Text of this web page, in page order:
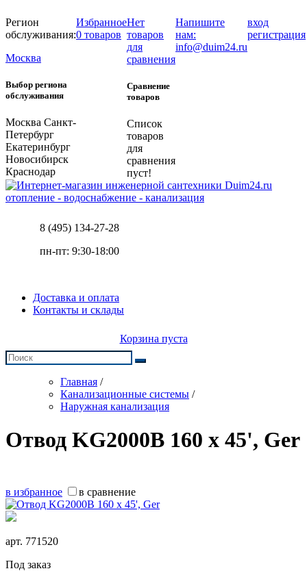
Регион
обслуживания:
Москва
Выбор региона
обслуживания
Москва Санкт-
Петербург
Екатеринбург
Новосибирск
Краснодар
Избранное
0 товаров
Нет
товаров
для
сравнения
Сравнение
товаров
Список
товаров
для
сравнения
пуст!
Напишите
нам:
info@duim24.ru
вход
регистрация
отопление - водоснабжение - канализация
8 (495) 134-27-28
пн-пт: 9:30-18:00
Доставка и оплата
Контакты и склады
Корзина пуста
Главная /
Канализационные системы /
Наружная канализация
Отвод KG2000B 160 х 45', Ger
в избранное в сравнение
арт. 771520
Под заказ